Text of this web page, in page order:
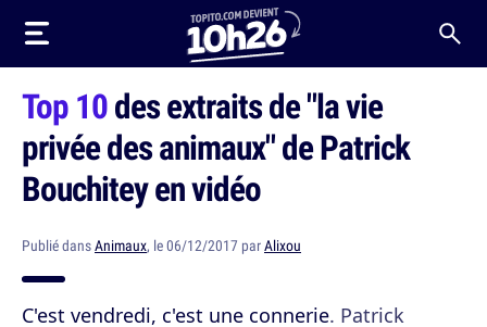
Top 10des extraits de "la vie
privée des animaux" de Patrick
Bouchitey en vidéo
Publié dansAnimaux, le 06/12/2017 parAlixou
C'est vendredi, c'est une connerie. Patrick